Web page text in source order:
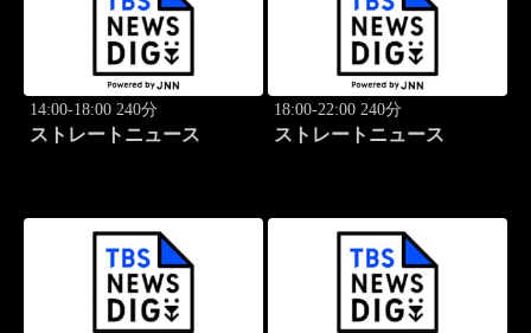
14:00-18:00 240分
ストレートニュース
18:00-22:00 240分
ストレートニュース